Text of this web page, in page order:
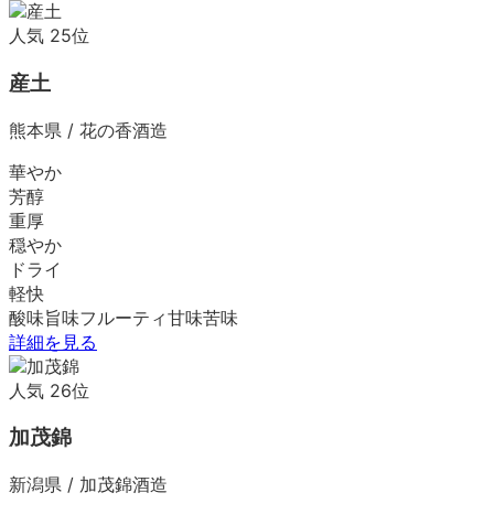
人気 25位
産土
熊本県 / 花の香酒造
華やか
芳醇
重厚
穏やか
ドライ
軽快
酸味旨味フルーティ甘味苦味
詳細を見る
人気 26位
加茂錦
新潟県 / 加茂錦酒造